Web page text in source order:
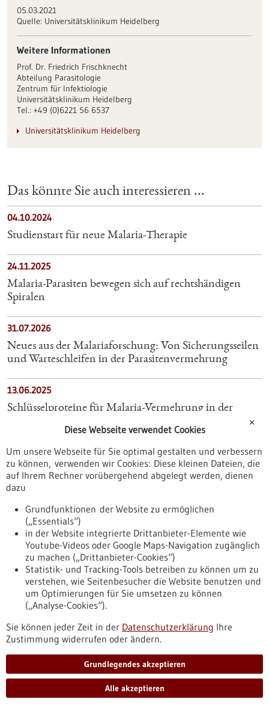
05.03.2021
Quelle: Universitätsklinikum Heidelberg
Weitere Informationen
Prof. Dr. Friedrich Frischknecht
Abteilung Parasitologie
Zentrum für Infektiologie
Universitätsklinikum Heidelberg
Tel.: +49 (0)6221 56 6537
Universitätsklinikum Heidelberg
Das könnte Sie auch interessieren ...
04.10.2024
Studienstart für neue Malaria-Therapie
24.11.2025
Malaria-Parasiten bewegen sich auf rechtshändigen
Spiralen
31.07.2026
Neues aus der Malariaforschung: Von Sicherungsseilen
und Warteschleifen in der Parasitenvermehrung
13.06.2025
Schlüsselproteine für Malaria-Vermehrung in der
23.10.2025
Klinisches Projekt für bessere Gesundheit von
Schwangeren und Neugeborenen in Afrika gestartet
07.04.2025
Interdisziplinäre Forschung soll neue, dringend
benötigte Insektizide zur Bekämpfung der Malaria
liefern
Nach oben
Informiert bleiben
Newsletter abonnieren
✕
Diese Webseite verwendet Cookies
Um unsere Webseite für Sie optimal gestalten und verbessern
zu können, verwenden wir Cookies: Diese kleinen Dateien, die
auf Ihrem Rechner vorübergehend abgelegt werden, dienen
dazu
Grundfunktionen der Website zu ermöglichen
(„Essentials“)
in der Website integrierte Drittanbieter-Elemente wie
Youtube-Videos oder Google Maps-Navigation zugänglich
zu machen („Drittanbieter-Cookies“)
Statistik- und Tracking-Tools betreiben zu können um zu
verstehen, wie Seitenbesucher die Website benutzen und
um Optimierungen für Sie umsetzen zu können
(„Analyse-Cookies“).
Sie können jeder Zeit in der Datenschutzerklärung Ihre
Zustimmung widerrufen oder ändern.
Grundlegendes akzeptieren
Alle akzeptieren